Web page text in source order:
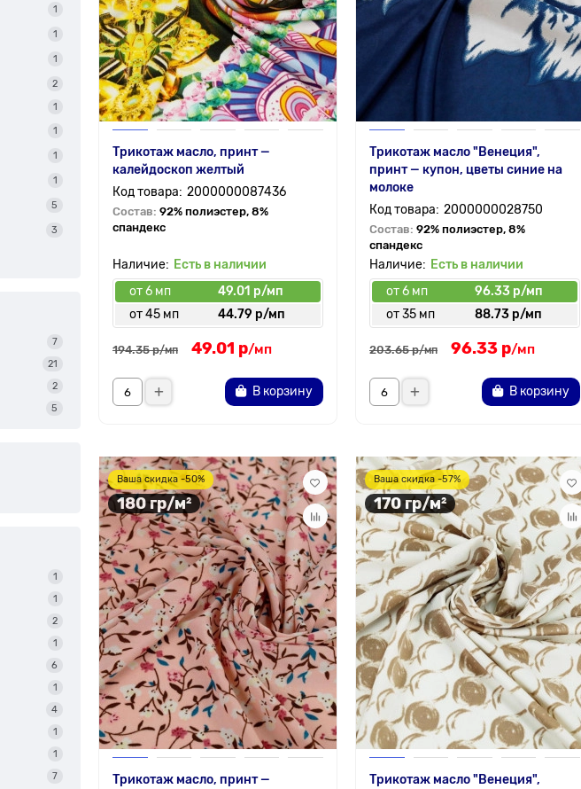
1
1
1
2
1
1
1
1
5
3
7
21
2
5
1
1
2
1
6
1
4
1
1
7
Трикотаж масло, принт —
калейдоскоп желтый
2000000087436
Состав: 92% полиэстер, 8%
спандекс
Есть в наличии
от 6 мп
49.01 р/мп
от 45 мп
44.79 р/мп
194.35 р/мп 49.01 р/мп
В корзину
Трикотаж масло "Венеция",
принт — купон, цветы синие на
молоке
2000000028750
Состав: 92% полиэстер, 8%
спандекс
Есть в наличии
от 6 мп
96.33 р/мп
от 35 мп
88.73 р/мп
203.65 р/мп 96.33 р/мп
В корзину
Ваша скидка -50%
180 гр/м²
Трикотаж масло, принт —
Ваша скидка -57%
170 гр/м²
Трикотаж масло "Венеция",